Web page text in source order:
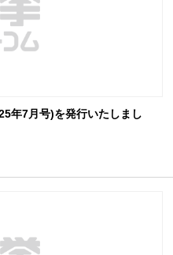
年7月号)を発行いたしまし